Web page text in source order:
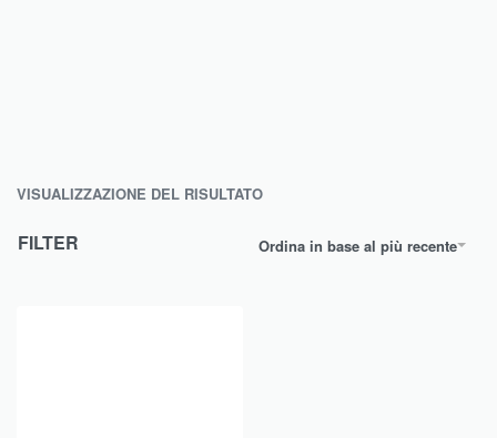
VISUALIZZAZIONE DEL RISULTATO
Ordina in base al più recente
FILTER